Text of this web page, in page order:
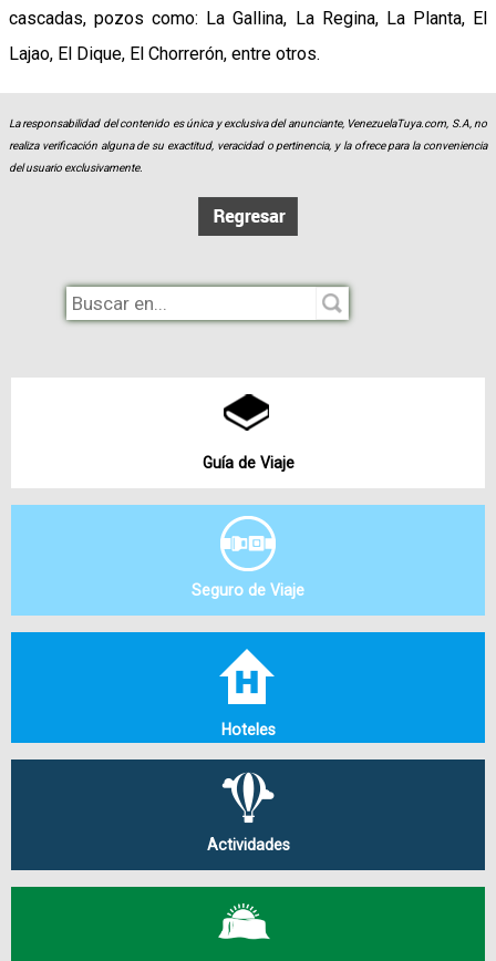
cascadas, pozos como: La Gallina, La Regina, La Planta, El
Lajao, El Dique, El Chorrerón, entre otros.
La responsabilidad del contenido es única y exclusiva del anunciante, VenezuelaTuya.com, S.A, no
realiza verificación alguna de su exactitud, veracidad o pertinencia, y la ofrece para la conveniencia
del usuario exclusivamente.
Guía de Viaje
Seguro de Viaje
Hoteles
Actividades